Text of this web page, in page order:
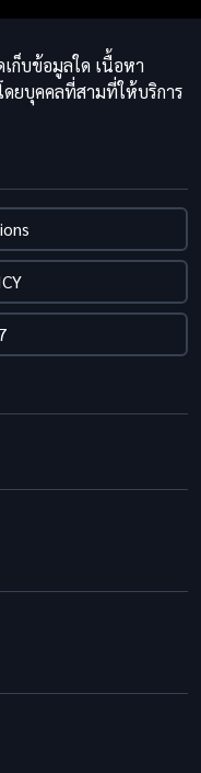
ก็บข้อมูลใด เนื้อหา
ยบุคคลที่สามที่ให้บริการ